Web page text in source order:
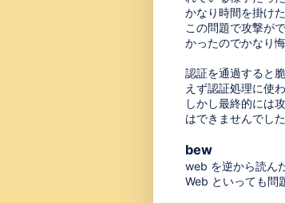
かなり時間を掛け
この問題で攻撃が
かったのでかなり悔
認証を通過すると
えず認証処理に使
しかし最終的には
はできませんでした
bew
web を逆から読ん
Web といっても問